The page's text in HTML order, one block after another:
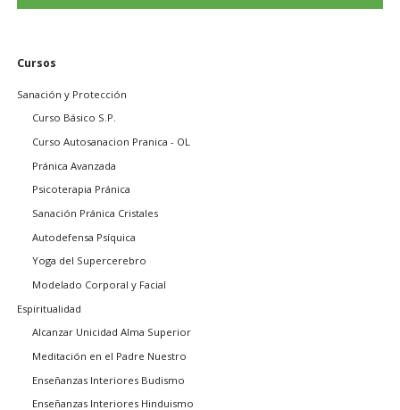
Saltar
Cursos
Sanación y Protección
Curso Básico S.P.
Curso Autosanacion Pranica - OL
Pránica Avanzada
Psicoterapia Pránica
Sanación Pránica Cristales
Autodefensa Psíquica
Yoga del Supercerebro
Modelado Corporal y Facial
Espiritualidad
Alcanzar Unicidad Alma Superior
Meditación en el Padre Nuestro
Enseñanzas Interiores Budismo
Enseñanzas Interiores Hinduismo